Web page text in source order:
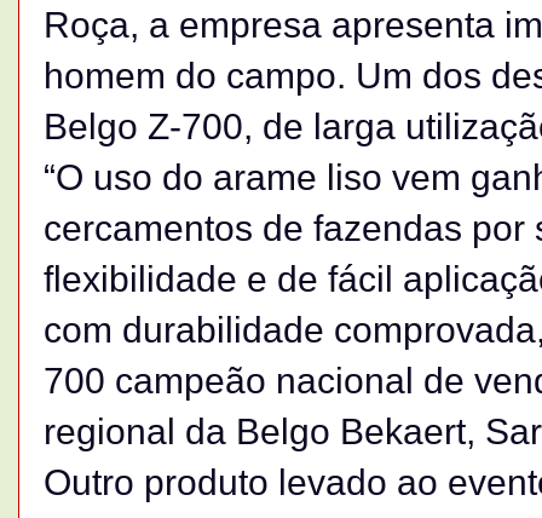
Roça, a empresa apresenta
homem do campo. Um dos
Belgo Z-700, de larga
“O uso do arame liso vem
cercamentos de fazendas
flexibilidade e de fácil
com durabilidade
700 campeão nacional de
regional da Belgo Bekaert,
Outro produto levado ao